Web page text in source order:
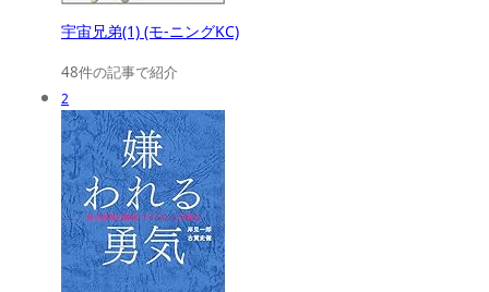
宇宙兄弟(1) (モ-ニングKC)
48件の記事で紹介
2